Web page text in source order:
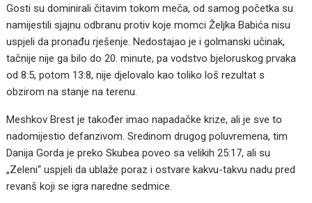
Gosti su dominirali čitavim tokom meča, od samog početka su
namijestili sjajnu odbranu protiv koje momci Željka Babića nisu
uspjeli da pronađu rješenje. Nedostajao je i golmanski učinak,
tačnije nije ga bilo do 20. minute, pa vodstvo bjeloruskog prvaka
od 8:5, potom 13:8, nije djelovalo kao toliko loš rezultat s
obzirom na stanje na terenu.
Meshkov Brest je također imao napadačke krize, ali je sve to
nadomijestio defanzivom. Sredinom drugog poluvremena, tim
Danija Gorda je preko Skubea poveo sa velikih 25:17, ali su
„Zeleni“ uspjeli da ublaže poraz i ostvare kakvu-takvu nadu pred
revanš koji se igra naredne sedmice.